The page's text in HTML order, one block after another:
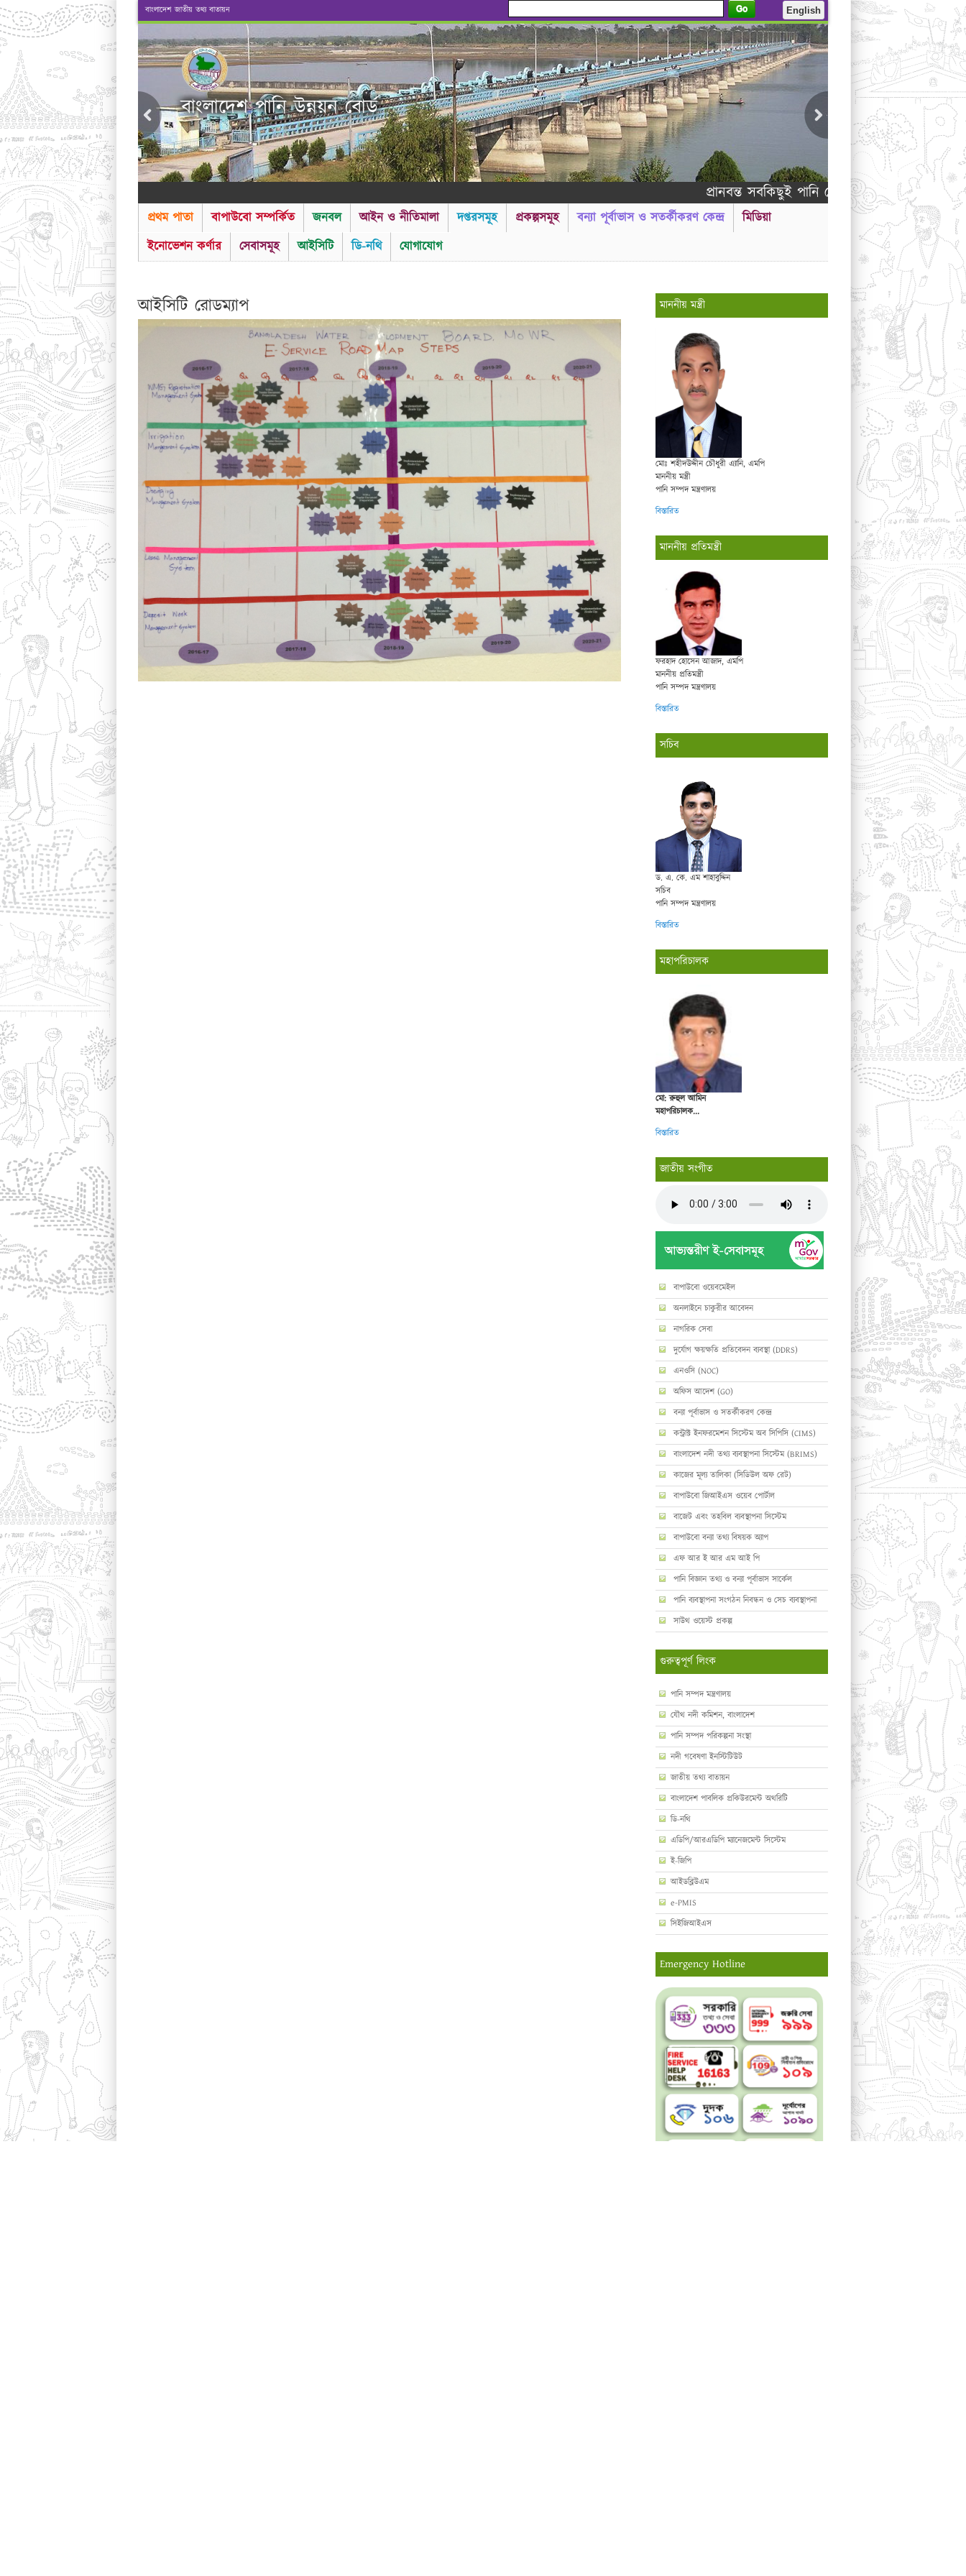
বাংলাদেশ জাতীয় তথ্য বাতায়ন Go English
বাংলাদেশ পানি উন্নয়ন বোর্ড
প্রানবন্ত সবকিছুই পানি থেকে সৃষ্টি করা হয়েছে - আল
প্রথম পাতা বাপাউবো সম্পর্কিত জনবল আইন ও নীতিমালা দপ্তরসমূহ প্রকল্পসমূহ বন্যা পূর্বাভাস ও সতর্কীকরণ কেন্দ্র
মিডিয়া
ইনোভেশন কর্ণার
সেবাসমূহ আইসিটি ডি-নথি যোগাযোগ
আইসিটি রোডম্যাপ মাননীয় মন্ত্রী
মোঃ শহীদউদ্দীন চৌধুরী এ্যানি, এমপি
মাননীয় মন্ত্রী
পানি সম্পদ মন্ত্রণালয়
বিস্তারিত
মাননীয় প্রতিমন্ত্রী
ফরহাদ হোসেন আজাদ, এমপি
মাননীয় প্রতিমন্ত্রী
পানি সম্পদ মন্ত্রণালয়
বিস্তারিত
সচিব
ড. এ. কে. এম শাহাবুদ্দিন
সচিব
পানি সম্পদ মন্ত্রণালয়
বিস্তারিত
মহাপরিচালক
মো: রুহুল আমিন
মহাপরিচালক...
বিস্তারিত
জাতীয় সংগীত
বাপাউবো ওয়েবমেইল
অনলাইনে চাকুরীর আবেদন
নাগরিক সেবা
দুর্যোগ ক্ষয়ক্ষতি প্রতিবেদন ব্যবস্থা (DDRS)
এনওসি (NOC)
অফিস আদেশ (GO)
বন্যা পূর্বাভাস ও সতর্কীকরণ কেন্দ্র
কন্ট্রাক্ট ইনফরমেশন সিস্টেম অব সিপিসি (CIMS)
বাংলাদেশ নদী তথ্য ব্যবস্থাপনা সিস্টেম (BRIMS)
কাজের মূল্য তালিকা (সিডিউল অফ রেট)
বাপাউবো জিআইএস ওয়েব পোর্টাল
বাজেট এবং তহবিল ব্যবস্থাপনা সিস্টেম
বাপাউবো বন্যা তথ্য বিষয়ক অ্যাপ
এফ আর ই আর এম আই পি
পানি বিজ্ঞান তথ্য ও বন্যা পূর্বাভাস সার্কেল
পানি ব্যবস্থাপনা সংগঠন নিবন্ধন ও সেচ ব্যবস্থাপনা
সাউথ ওয়েস্ট প্রকল্প
গুরুত্বপূর্ণ লিংক
পানি সম্পদ মন্ত্রণালয়
যৌথ নদী কমিশন, বাংলাদেশ
পানি সম্পদ পরিকল্পনা সংস্থা
নদী গবেষণা ইনস্টিটিউট
জাতীয় তথ্য বাতায়ন
বাংলাদেশ পাবলিক প্রকিউরমেন্ট অথরিটি
ডি-নথি
এডিপি/আরএডিপি ম্যানেজমেন্ট সিস্টেম
ই-জিপি
আইডব্লিউএম
e-PMIS
সিইজিআইএস
Emergency Hotline